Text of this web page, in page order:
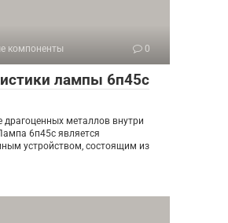
компоненты 0
лампы 6п45с
драгоценных металлов внутри
6п45с является
устройством, состоящим из